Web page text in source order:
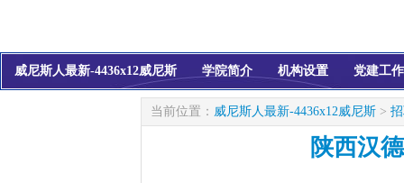
威尼斯人最新-4436x12威尼斯 学院简介 机构设置 党建工作
当前位置： 威尼斯人最新-4436x12威尼斯 >
陕西汉